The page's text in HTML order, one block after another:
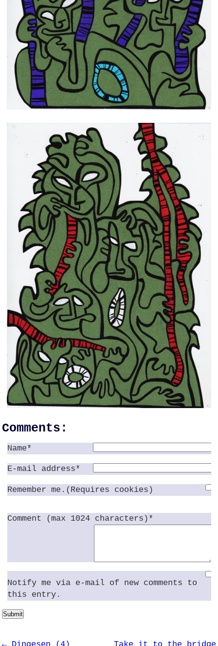
Comments:
Name*
E-mail address*
Remember me.(Requires cookies)
Comment (max 1024 characters)*
Notify me via e-mail of new comments to
this entry.
Submit
← Dingesen (4) Take it to the bridge